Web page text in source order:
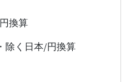
換算
除く日本/円換算